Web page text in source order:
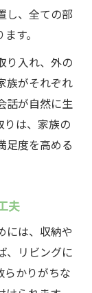
し、全ての部
す。
り入れ、外の
族がそれぞれ
話が自然に生
りは、家族の
足度を高める
夫
には、収納や
、リビングに
らかりがちな